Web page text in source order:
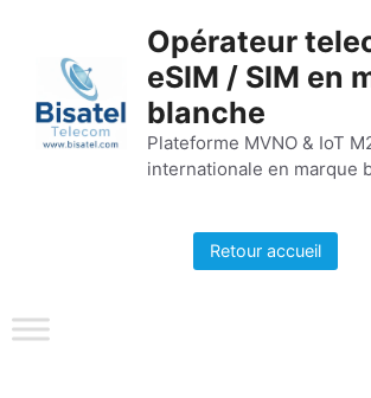
contenu
Opérateur
eSIM / SIM en
blanche
Plateforme MVNO & IoT
internationale en marque
Retour accueil